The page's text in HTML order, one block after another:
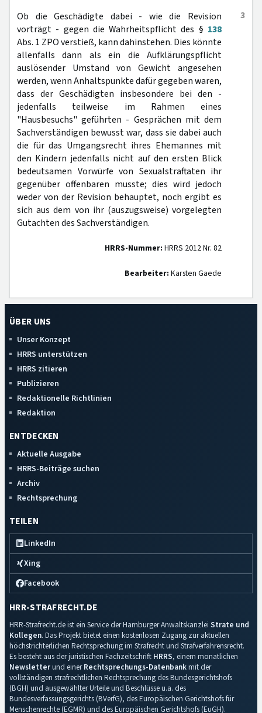
3
Ob die Geschädigte dabei - wie die Revision
vorträgt - gegen die Wahrheitspflicht des § 138
Abs. 1 ZPO verstieß, kann dahinstehen. Dies könnte
allenfalls dann als ein die Aufklärungspflicht
auslösender Umstand von Gewicht angesehen
werden, wenn Anhaltspunkte dafür gegeben waren,
dass der Geschädigten insbesondere bei den -
jedenfalls teilweise im Rahmen eines
"Hausbesuchs" geführten - Gesprächen mit dem
Sachverständigen bewusst war, dass sie dabei auch
die für das Umgangsrecht ihres Ehemannes mit
den Kindern jedenfalls nicht auf den ersten Blick
bedeutsamen Vorwürfe von Sexualstraftaten ihr
gegenüber offenbaren musste; dies wird jedoch
weder von der Revision behauptet, noch ergibt es
sich aus dem von ihr (auszugsweise) vorgelegten
Gutachten des Sachverständigen.
HRRS-Nummer: HRRS 2012 Nr. 82
Bearbeiter: Karsten Gaede
ÜBER UNS
Unser Konzept
HRRS unterstützen
HRRS zitieren
Publizieren
Redaktionelle Richtlinien
Redaktion
ENTDECKEN
Aktuelle Ausgabe
HRRS-Beiträge suchen
Archiv
Rechtsprechung
TEILEN
LinkedIn
Xing
Facebook
HRR-STRAFRECHT.DE
HRR-Strafrecht.de ist ein Service der Hamburger Anwaltskanzlei Strate und
Kollegen. Das Projekt bietet einen kostenlosen Zugang zur aktuellen
höchstrichterlichen Rechtsprechung im Strafrecht und Strafverfahrensrecht.
Es besteht aus der juristischen Fachzeitschrift HRRS, einem monatlichen
Newsletterund einerRechtsprechungs-Datenbankmit der
vollständigen strafrechtlichen Rechtsprechung des Bundesgerichtshofs
(BGH) und ausgewählter Urteile und Beschlüsse u.a. des
Bundesverfassungsgerichts (BVerfG), des Europäischen Gerichtshofs für
Menschenrechte (EGMR) und des Europäischen Gerichtshofs (EuGH).